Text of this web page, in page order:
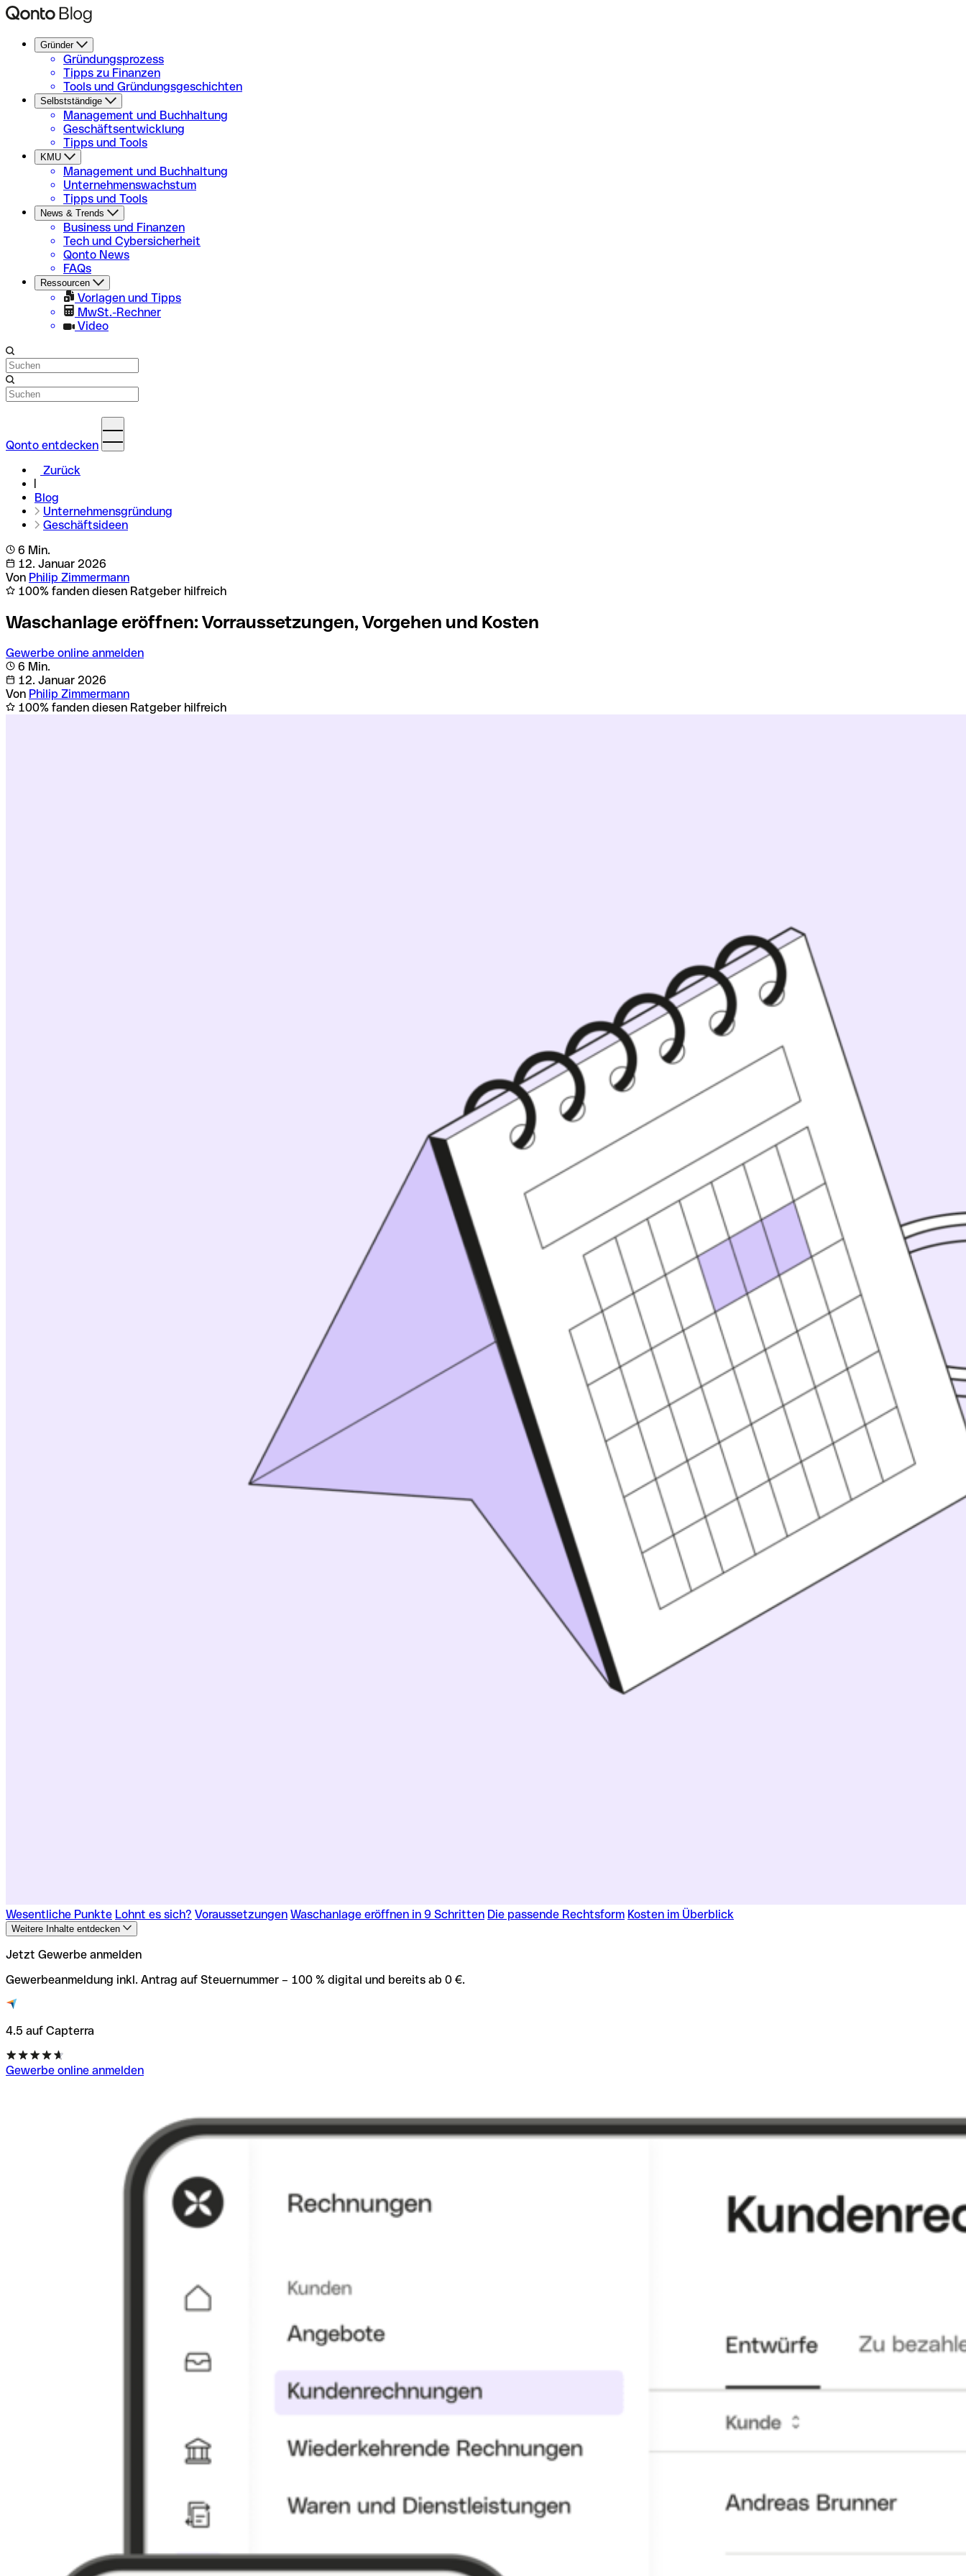
Gründer
Gründungsprozess
Tipps zu Finanzen
Tools und Gründungsgeschichten
Selbstständige
Management und Buchhaltung
Geschäftsentwicklung
Tipps und Tools
KMU
Management und Buchhaltung
Unternehmenswachstum
Tipps und Tools
News & Trends
Business und Finanzen
Tech und Cybersicherheit
Qonto News
FAQs
Ressourcen
Vorlagen und Tipps
MwSt.-Rechner
Video
Qonto entdecken
Zurück
Blog
Unternehmensgründung
Geschäftsideen
6 Min.
12. Januar 2026
Von Philip Zimmermann
100% fanden diesen Ratgeber hilfreich
Waschanlage eröffnen: Vorraussetzungen, Vorgehen und Kosten
Gewerbe online anmelden
6 Min.
12. Januar 2026
Von Philip Zimmermann
100% fanden diesen Ratgeber hilfreich
Wesentliche Punkte Lohnt es sich? Voraussetzungen Waschanlage eröffnen in 9 Schritten Die passende Rechtsform Kosten im Überblick
Weitere Inhalte entdecken
Jetzt Gewerbe anmelden
Gewerbeanmeldung inkl. Antrag auf Steuernummer – 100 % digital und bereits ab 0 €.
4.5 auf Capterra
Gewerbe online anmelden